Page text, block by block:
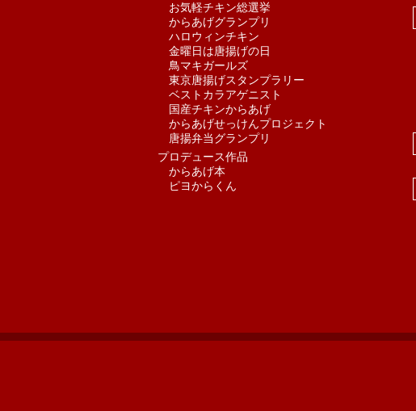
お気軽チキン総選挙
からあげグランプリ
ハロウィンチキン
金曜日は唐揚げの日
鳥マキガールズ
東京唐揚げスタンプラリー
ベストカラアゲニスト
国産チキンからあげ
からあげせっけんプロジェクト
唐揚弁当グランプリ
プロデュース作品
からあげ本
ピヨからくん